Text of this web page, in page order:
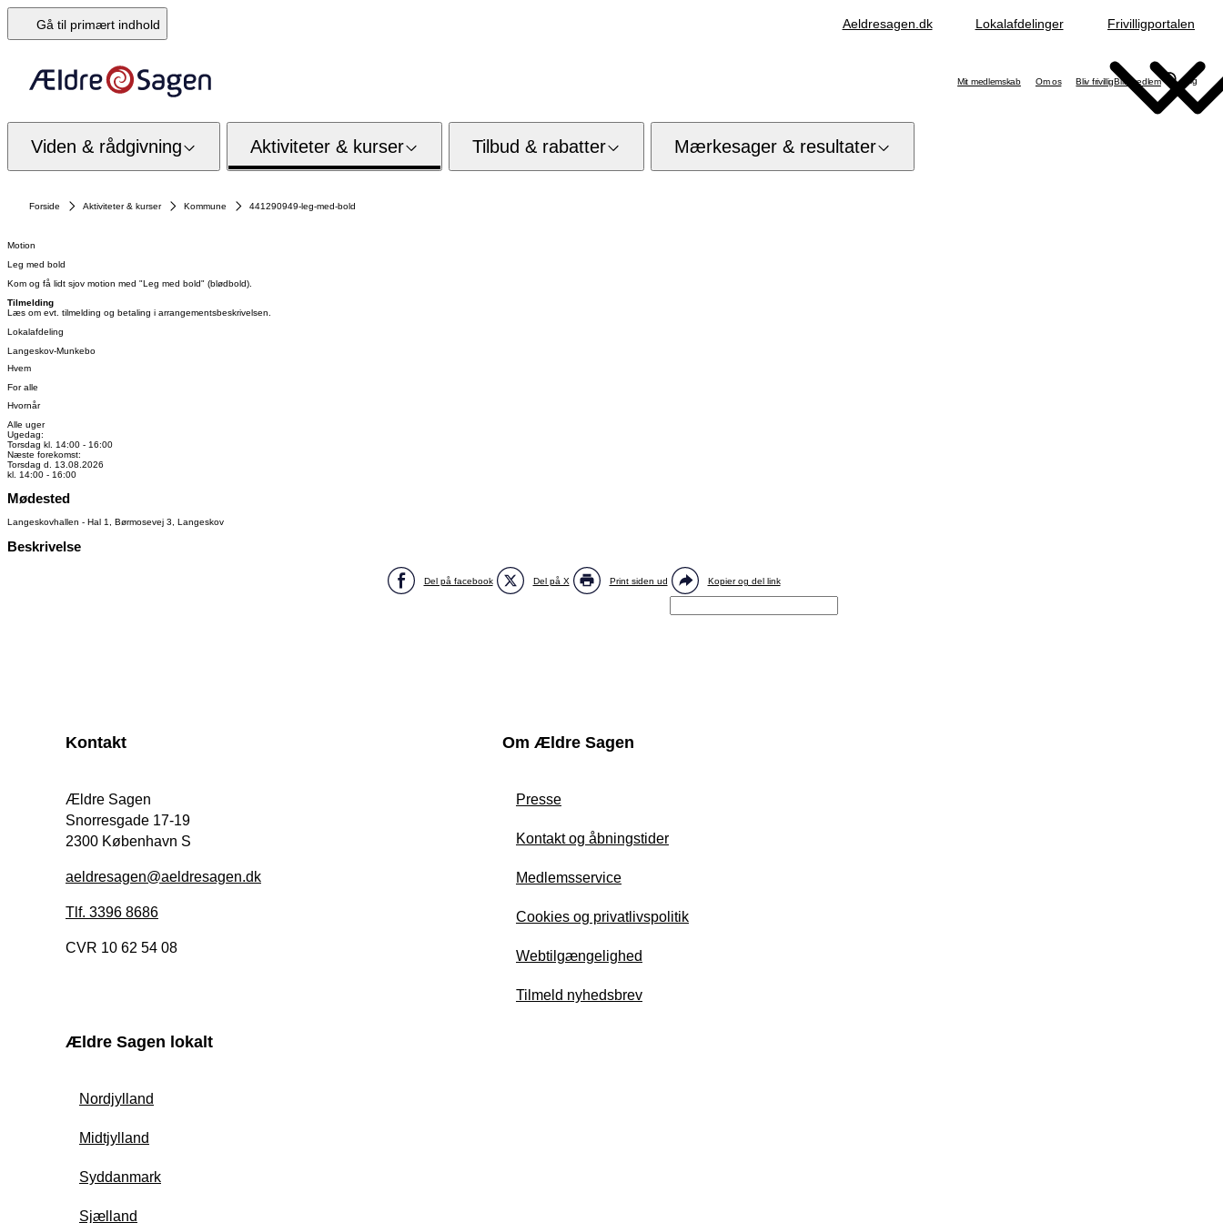
Gå til primært indhold Aeldresagen.dk Lokalafdelinger Frivilligportalen
Mit medlemskab Om os Bliv frivilligBliv medlem Søg
Viden & rådgivning Aktiviteter & kurser Tilbud & rabatter Mærkesager & resultater
Forside Aktiviteter & kurser Kommune 441290949-leg-med-bold
Motion
Leg med bold
Kom og få lidt sjov motion med "Leg med bold" (blødbold).
Tilmelding
Læs om evt. tilmelding og betaling i arrangementsbeskrivelsen.
Lokalafdeling
Langeskov-Munkebo
Hvem
For alle
Hvornår
Alle uger
Ugedag:
Torsdag kl. 14:00 - 16:00
Næste forekomst:
Torsdag d. 13.08.2026
kl. 14:00 - 16:00
Mødested
Langeskovhallen - Hal 1, Børmosevej 3, Langeskov
Beskrivelse
Del på facebook Del på X Print siden ud Kopier og del link
Kontakt
Ældre Sagen
Snorresgade 17-19
2300 København S
aeldresagen@aeldresagen.dk
Tlf. 3396 8686
CVR 10 62 54 08
Om Ældre Sagen
Presse
Kontakt og åbningstider
Medlemsservice
Cookies og privatlivspolitik
Webtilgængelighed
Tilmeld nyhedsbrev
Ældre Sagen lokalt
Nordjylland
Midtjylland
Syddanmark
Sjælland